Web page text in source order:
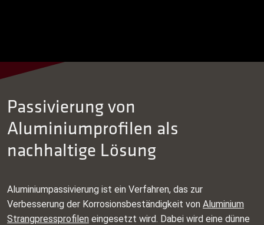
Passivierung von
Aluminiumprofilen als
nachhaltige Lösung
Aluminiumpassivierung ist ein Verfahren, das zur
Verbesserung der Korrosionsbeständigkeit von Aluminium
Strangpressprofilen eingesetzt wird. Dabei wird eine dünne